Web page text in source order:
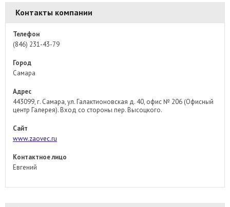
Контакты компании
Телефон
(846) 231-43-79
Город
Самара
Адрес
443099, г. Самара, ул. Галактионовская д. 40, офис № 206 (Офисный
центр Галерея). Вход со стороны пер. Высоцкого.
Сайт
www.zaovec.ru
Контактное лицо
Евгений